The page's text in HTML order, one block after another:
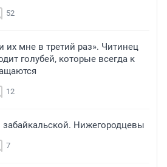
52
их мне в третий раз». Читинец
голубей, которые всегда к
12
Нижегородцевы
7